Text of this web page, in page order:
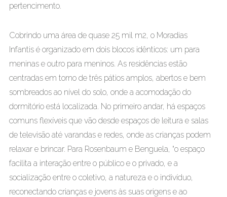
pertencimento.
Cobrindo uma área de quase 25 mil m2, o Moradias
Infantis é organizado em dois blocos idênticos: um para
meninas e outro para meninos. As residências estão
centradas em torno de três pátios amplos, abertos e bem
sombreados ao nível do solo, onde a acomodação do
dormitório está localizada. No primeiro andar, há espaços
comuns flexíveis que vão desde espaços de leitura e salas
de televisão até varandas e redes, onde as crianças podem
relaxar e brincar. Para Rosenbaum e Benguela, “o espaço
facilita a interação entre o público e o privado, e a
socialização entre o coletivo, a natureza e o indivíduo,
reconectando crianças e jovens às suas origens e ao